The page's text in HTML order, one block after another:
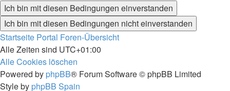
Startseite Portal Foren-Übersicht
Alle Zeiten sind UTC+01:00
Alle Cookies löschen
Powered by phpBB® Forum Software © phpBB Limited
Style by phpBB Spain